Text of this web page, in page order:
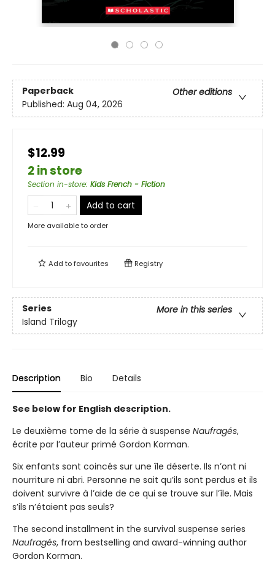
Paperback
Other editions
Published: Aug 04, 2026
$12.99
2 in store
Section in-store: Kids French - Fiction
Add to cart
More available to order
Add tofavourites Registry
Series
More in this series
Island Trilogy
Description Bio Details
See below for English description.
Le deuxième tome de la série à suspense Naufragés,
écrite par l’auteur primé Gordon Korman.
Six enfants sont coincés sur une île déserte. Ils n’ont ni
nourriture ni abri. Personne ne sait qu’ils sont perdus et ils
doivent survivre à l’aide de ce qui se trouve sur l’île. Mais
s’ils n’étaient pas seuls?
The second installment in the survival suspense series
Naufragés, from bestselling and award-winning author
Gordon Korman.